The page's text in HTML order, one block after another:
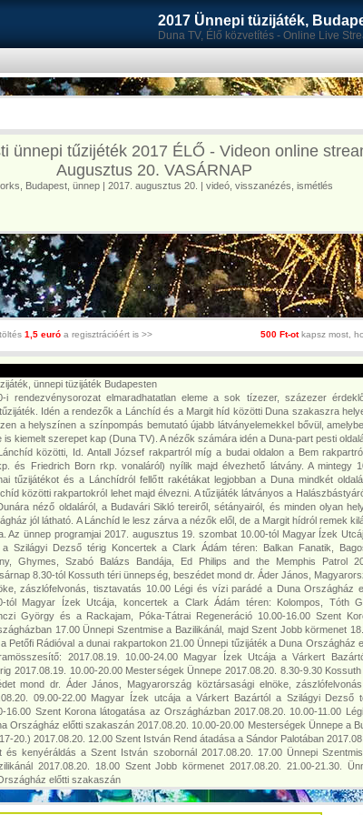
2017 Ünnepi tüzijáték,
Duna TV, Élő közvetítés - Online Live
ünnepi tűzijéték 2017 ÉLŐ - Videon online
Augusztus 20. VASÁRNAP
Budapest, ünnep | 2017. augusztus 20. | videó, visszanézés, ismétlés
1,5 euró a regisztrációért is >> 500 Ft-otkapsz most,
ünnepi tüzijáték Budapesten
i rendezvénysorozat elmaradhatatlan eleme a sok tízezer, százezer
Idén a rendezők a Lánchíd és a Margit híd közötti Duna szakaszra
a helyszínen a színpompás bemutató újabb látványelemekkel bővül,
is kiemelt szerepet kap (Duna TV). A nézők számára idén a Duna-part pesti
közötti, Id. Antall József rakpartról míg a budai oldalon a Bem
és Friedrich Born rkp. vonaláról) nyílik majd élvezhető látvány. A mintegy
tűzijátékot és a Lánchídról fellőtt rakétákat legjobban a Duna mindkét
közötti rakpartokról lehet majd élvezni. A tűzijáték látványos a
néző oldaláról, a Budavári Sikló tereiről, sétányairól, és minden olyan
jól látható. A Lánchíd le lesz zárva a nézők elől, de a Margit hídról remek
Az ünnep programjai 2017. augusztus 19. szombat 10.00-tól Magyar Ízek
Szilágyi Dezső térig Koncertek a Clark Ádám téren: Balkan Fanatik,
Ghymes, Szabó Balázs Bandája, Ed Philips and the Memphis Patrol
8.30-tól Kossuth téri ünnepség, beszédet mond dr. Áder János,
zászlófelvonás, tisztavatás 10.00 Légi és vízi parádé a Duna Országház
tól Magyar Ízek Utcája, koncertek a Clark Ádám téren: Kolompos, Tóth
György és a Rackajam, Póka-Tátrai Regeneráció 10.00-16.00 Szent
17.00 Ünnepi Szentmise a Bazilikánál, majd Szent Jobb körmenet
Petőfi Rádióval a dunai rakpartokon 21.00 Ünnepi tűzijáték a Duna Országház
2017.08.19. 10.00-24.00 Magyar Ízek Utcája a Várkert
2017.08.19. 10.00-20.00 Mesterségek Ünnepe 2017.08.20. 8.30-9.30
mond dr. Áder János, Magyarország köztársasági elnöke,
09.00-22.00 Magyar Ízek utcája a Várkert Bazártól a Szilágyi Dezső
16.00 Szent Korona látogatása az Országházban 2017.08.20. 10.00-11.00
Országház előtti szakaszán 2017.08.20. 10.00-20.00 Mesterségek Ünnepe a
20.) 2017.08.20. 12.00 Szent István Rend átadása a Sándor Palotában
és kenyéráldás a Szent István szobornál 2017.08.20. 17.00 Ünnepi
2017.08.20. 18.00 Szent Jobb körmenet 2017.08.20. 21.00-21.30.
előtti szakaszán